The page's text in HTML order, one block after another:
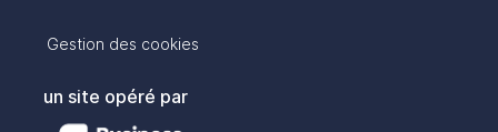
Gestion des cookies
un site opéré par